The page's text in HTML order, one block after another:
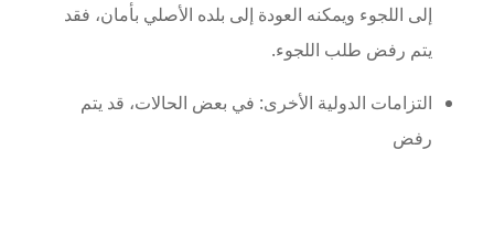
إلى اللجوء ويمكنه العودة إلى بلده الأصلي بأمان، فقد
يتم رفض طلب اللجوء.
التزامات الدولية الأخرى: في بعض الحالات، قد يتم
رفض